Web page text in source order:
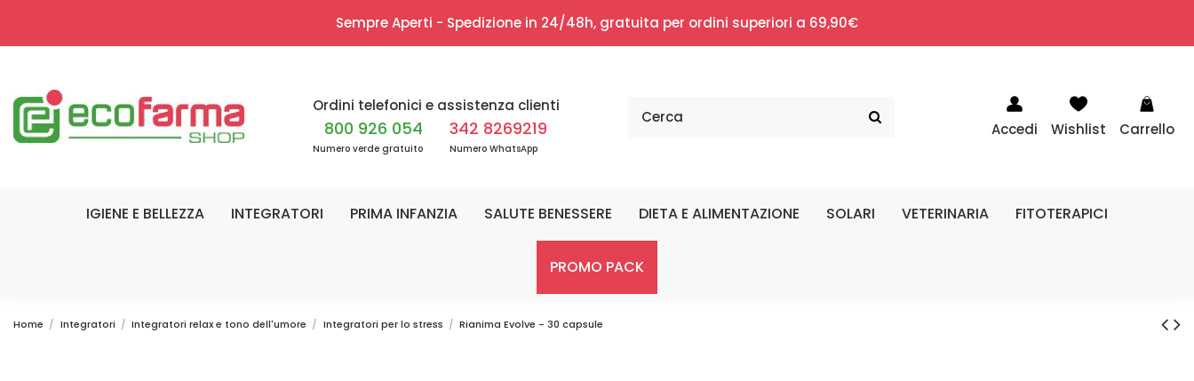
Sempre Aperti - Spedizione in 24/48h, gratuita per ordini superiori a 69,90€
Ordini telefonici e assistenza clienti
800 926 054
Numero verde gratuito
342 8269219
Numero WhatsApp
Accedi Wishlist Carrello
IGIENE E BELLEZZA INTEGRATORI PRIMA INFANZIA SALUTE BENESSERE DIETA E ALIMENTAZIONE SOLARI VETERINARIA FITOTERAPICI
PROMO PACK
Home Integratori Integratori relax e tono dell'umore Integratori per lo stress Rianima Evolve - 30 capsule